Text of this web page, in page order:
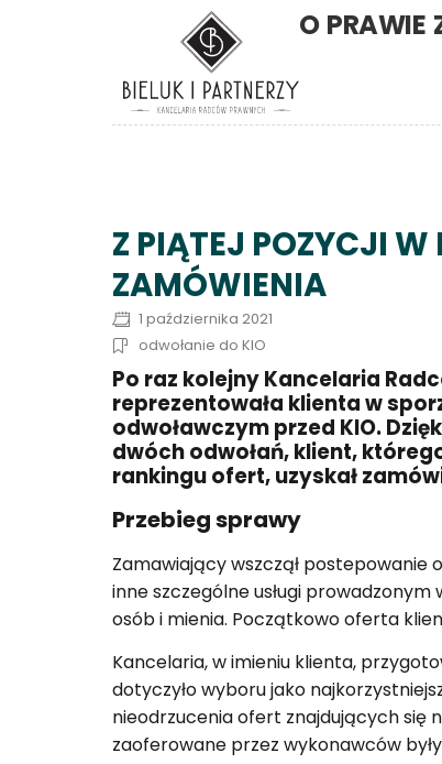
O PRAWIE
Z PIĄTEJ POZYCJI W
ZAMÓWIENIA
1 października 2021
odwołanie do KIO
Po raz kolejny Kancelaria
reprezentowała klienta w
odwoławczym przed KIO.
dwóch odwołań, klient,
rankingu ofert, uzyskał
Przebieg sprawy
Zamawiający wszczął postepowanie
inne szczególne usługi
osób i mienia. Początkowo oferta
Kancelaria, w imieniu klienta,
dotyczyło wyboru jako
nieodrzucenia ofert znajdujących się
zaoferowane przez wykonawców